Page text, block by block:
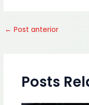
← Post anterior
Posts